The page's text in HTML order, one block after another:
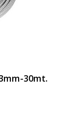
30mt.